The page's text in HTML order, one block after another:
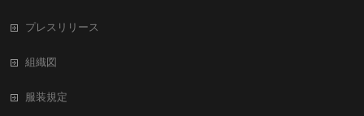
プレスリリース
組織図
服装規定